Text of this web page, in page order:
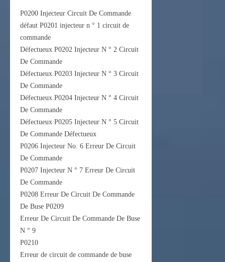
P0200 Injecteur Circuit De Commande
défaut P0201 injecteur n ° 1 circuit de
commande
Défectueux P0202 Injecteur N ° 2 Circuit
De Commande
Défectueux P0203 Injecteur N ° 3 Circuit
De Commande
Défectueux P0204 Injecteur N ° 4 Circuit
De Commande
Défectueux P0205 Injecteur N ° 5 Circuit
De Commande Défectueux
P0206 Injecteur No. 6 Erreur De Circuit
De Commande
P0207 Injecteur N ° 7 Erreur De Circuit
De Commande
P0208 Erreur De Circuit De Commande
De Buse P0209
Erreur De Circuit De Commande De Buse
N ° 9
P0210
Erreur de circuit de commande de buse